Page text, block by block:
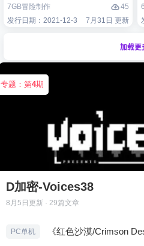
7GB冒险制作
45
发行日期：2021-12-3
7月31日 更新
加载更
专题：第4期
D加密-Voices38
8月5日 更新 · 29篇文章
PC单机 《红色沙漠/Crimson